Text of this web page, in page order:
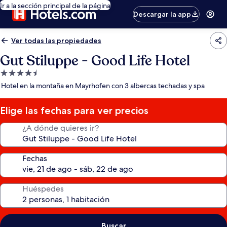
Ir a la sección principal de la página
Descargar la app
Ver todas las propiedades
Gut Stiluppe - Good Life Hotel
Propiedad
de
estrellas
Hotel en la montaña en Mayrhofen con 3 albercas techadas y spa
Elige las fechas para ver precios
¿A dónde quieres ir?
Fechas
Huéspedes